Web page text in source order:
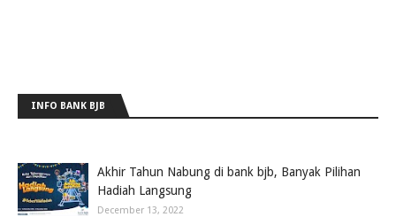
INFO BANK BJB
Akhir Tahun Nabung di bank bjb, Banyak Pilihan
Hadiah Langsung
December 13, 2022